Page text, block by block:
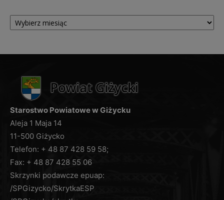
Archiwum
Starostwo Powiatowe w Giżycku
Aleja 1 Maja 14
11-500 Giżycko
Telefon: + 48 87 428 59 58;
Fax: + 48 87 428 55 06
Skrzynki podawcze epuap:
/SPGizycko/SkrytkaESP
ani naruszać tajemnic prawnie chronionych, do
których zachowania zobowiązany jest
sprostowania (poprawiania) danych osobowych –
niekompletne, na podstawie art. 16 RODO,
żądania usunięcia danych, na podstawie art. 17
przetwarza dane osobowe na podstawie
przepisów prawa, dane zostaną usunięte po
zakończeniu okresu archiwizacji);
ograniczenia przetwarzania danych, na podstawie
art. 18 RODO,
wniesienia sprzeciwu wobec przetwarzanych
danych, na podstawie art. 21 RODO,